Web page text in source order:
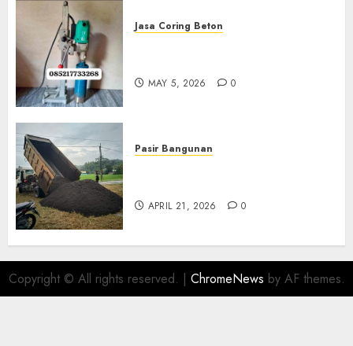
Jasa Coring Beton
MAY 5, 2026 0
Pasir Bangunan
APRIL 21, 2026 0
Copyright © All rights reserved. | ChromeNews by AF themes.